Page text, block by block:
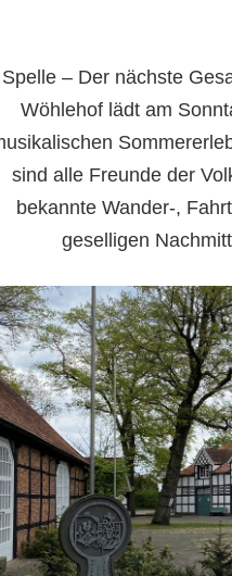
Spelle – Der nächste
Wöhlehof lädt am
sind alle Freunde der
bekannte Wander-,
geselligen